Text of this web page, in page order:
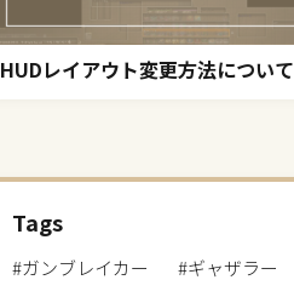
HUDレイアウト変更方法について
Tags
#ガンブレイカー
#ギャザラー